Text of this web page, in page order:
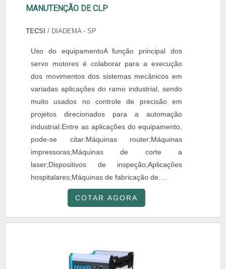
MANUTENÇÃO DE CLP
TECSI / DIADEMA - SP
Uso do equipamentoA função principal dos
servo motores é colaborar para a execução
dos movimentos dos sistemas mecânicos em
variadas aplicações do ramo industrial, sendo
muito usados no controle de precisão em
projetos direcionados para a automação
industrial.Entre as aplicações do equipamento,
pode-se citar:Máquinas router;Máquinas
impressoras;Máquinas de corte a
laser;Dispositivos de inspeção;Aplicações
hospitalares;Máquinas de fabricação de....
COTAR AGORA